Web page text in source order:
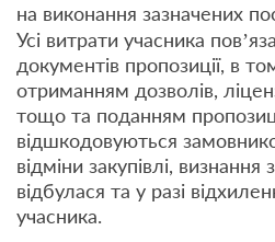
на виконання зазначених
Усі витрати учасника
документів пропозиції, в
отриманням дозволів,
тощо та поданням
відшкодовуються
відміни закупівлі,
відбулася та у разі
учасника.